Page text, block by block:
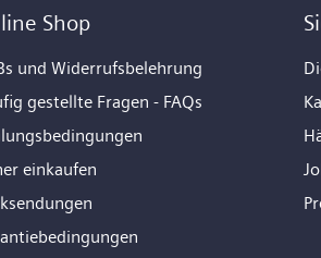
Shop
und Widerrufsbelehrung
gestellte Fragen - FAQs
einkaufen